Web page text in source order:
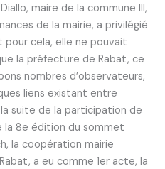
maire de la commune III,
de la mairie, a privilégié
cela, elle ne pouvait
la préfecture de Rabat, ce
nombres d’observateurs,
liens existant entre
suite de la participation de
la 8e édition du sommet
la coopération mairie
a eu comme 1er acte, la